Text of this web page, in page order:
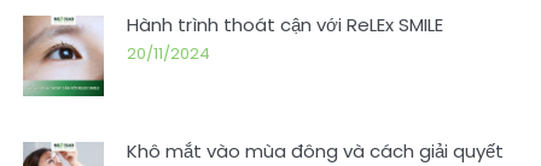
Hành trình thoát cận với ReLEx SMILE
20/11/2024
Khô mắt vào mùa đông và cách giải quyết